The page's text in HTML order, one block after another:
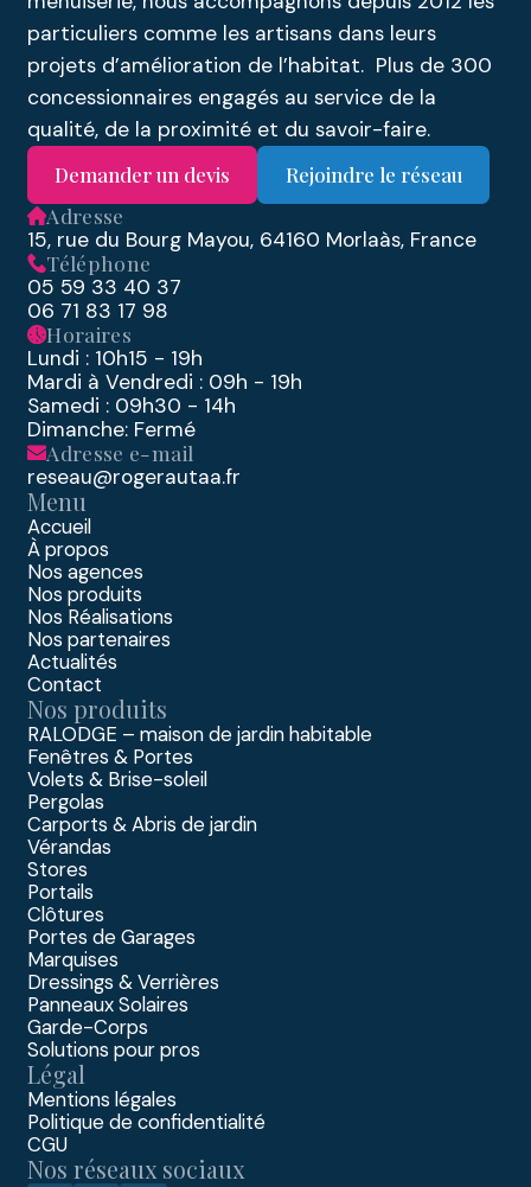
particuliers comme les artisans dans leurs
projets d’amélioration de l’habitat. Plus de 300
concessionnaires engagés au service de la
qualité, de la proximité et du savoir-faire.
Demander un devis
Rejoindre le réseau
Adresse
15, rue du Bourg Mayou, 64160 Morlaàs, France
Téléphone
05 59 33 40 37
06 71 83 17 98
Horaires
Lundi : 10h15 - 19h
Mardi à Vendredi : 09h - 19h
Samedi : 09h30 - 14h
Dimanche: Fermé
Adresse e-mail
reseau@rogerautaa.fr
Menu
Accueil
À propos
Nos agences
Nos produits
Nos Réalisations
Nos partenaires
Actualités
Contact
Nos produits
RALODGE – maison de jardin habitable
Fenêtres & Portes
Volets & Brise-soleil
Pergolas
Carports & Abris de jardin
Vérandas
Stores
Portails
Clôtures
Portes de Garages
Marquises
Dressings & Verrières
Panneaux Solaires
Garde-Corps
Solutions pour pros
Légal
Mentions légales
Politique de confidentialité
CGU
Nos réseaux sociaux